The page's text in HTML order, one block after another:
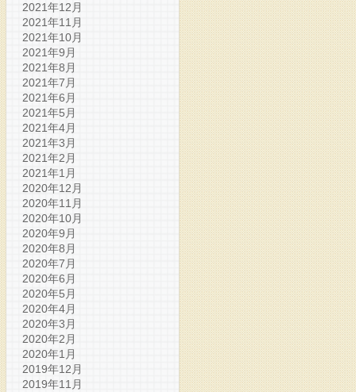
2021年12月
2021年11月
2021年10月
2021年9月
2021年8月
2021年7月
2021年6月
2021年5月
2021年4月
2021年3月
2021年2月
2021年1月
2020年12月
2020年11月
2020年10月
2020年9月
2020年8月
2020年7月
2020年6月
2020年5月
2020年4月
2020年3月
2020年2月
2020年1月
2019年12月
2019年11月